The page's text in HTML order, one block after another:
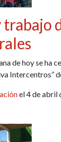
de hoy se ha
Intercentros”
el 4 de abril